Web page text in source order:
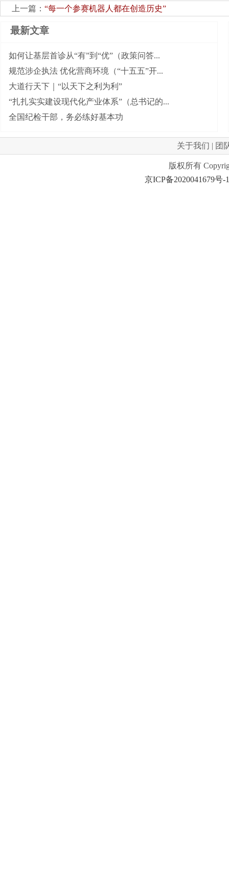
上一篇： “每一个参赛机器人都在创造历史”
最新文章
如何让基层首诊从“有”到“优”（政策问答...
规范涉企执法 优化营商环境（“十五五”开...
大道行天下｜“以天下之利为利”
“扎扎实实建设现代化产业体系”（总书记的...
全国纪检干部，务必练好基本功
关于我们 | 团
版权所有
京ICP备2020041679号-1